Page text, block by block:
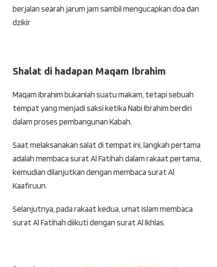
berjalan searah jarum jam sambil mengucapkan doa dan
dzikir
Shalat di hadapan Maqam Ibrahim
Maqam Ibrahim bukanlah suatu makam, tetapi sebuah
tempat yang menjadi saksi ketika Nabi Ibrahim berdiri
dalam proses pembangunan Kabah.
Saat melaksanakan salat di tempat ini, langkah pertama
adalah membaca surat Al Fatihah dalam rakaat pertama,
kemudian dilanjutkan dengan membaca surat Al
Kaafiruun.
Selanjutnya, pada rakaat kedua, umat Islam membaca
surat Al Fatihah diikuti dengan surat Al Ikhlas.